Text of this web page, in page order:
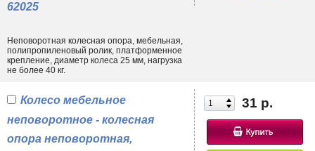
62025
Неповоротная колесная опора, мебельная,
полипропиленовый ролик, платформенное
крепление, диаметр колеса 25 мм, нагрузка
не более 40 кг.
31 р.
Колесо мебельное
неповоротное - колесная
опора неповоротная,